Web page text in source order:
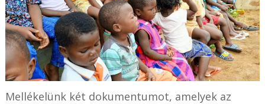
Mellékelünk két dokumentumot, amelyek az